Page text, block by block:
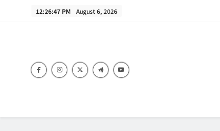
12:26:47 PM August 6, 2026